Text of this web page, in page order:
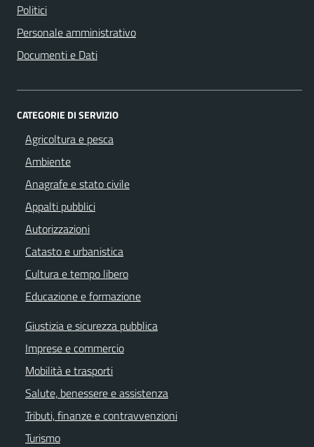
Politici
Personale amministrativo
Documenti e Dati
CATEGORIE DI SERVIZIO
Agricoltura e pesca
Ambiente
Anagrafe e stato civile
Appalti pubblici
Autorizzazioni
Catasto e urbanistica
Cultura e tempo libero
Educazione e formazione
Giustizia e sicurezza pubblica
Imprese e commercio
Mobilità e trasporti
Salute, benessere e assistenza
Tributi, finanze e contravvenzioni
Turismo